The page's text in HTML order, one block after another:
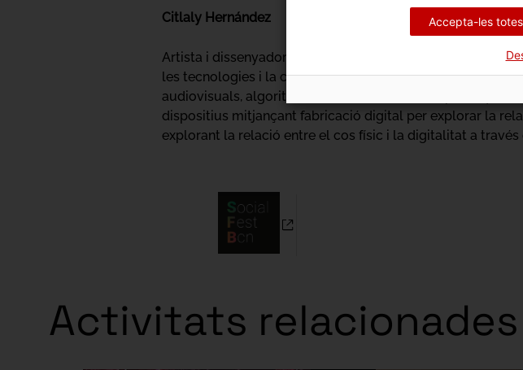
Citlaly Hernández
Artista i dissenyadora mexicana que indaga en com la
les tecnologies i la cultura digital. Els seus projectes
audiovisuals, algoritmes, circuits electrònics i pràctiques
dispositius mitjançant fabricació digital per explorar la
explorant la relació entre el cos físic i la digitalitat a través
Activitats relacionades
Accepta-les totes